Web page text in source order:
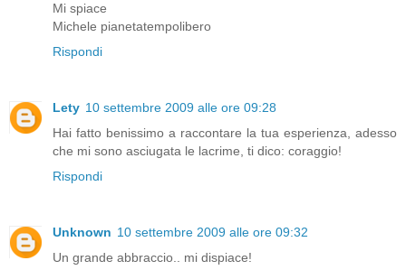
Mi spiace
Michele pianetatempolibero
Rispondi
Lety 10 settembre 2009 alle ore 09:28
Hai fatto benissimo a raccontare la tua esperienza, adesso
che mi sono asciugata le lacrime, ti dico: coraggio!
Rispondi
Unknown 10 settembre 2009 alle ore 09:32
Un grande abbraccio.. mi dispiace!